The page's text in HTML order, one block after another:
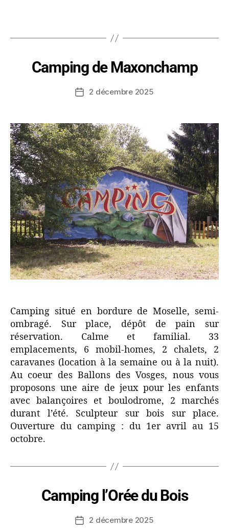
Camping de Maxonchamp
2 décembre 2025
Camping situé en bordure de Moselle, semi-
ombragé. Sur place, dépôt de pain sur
réservation. Calme et familial. 33
emplacements, 6 mobil-homes, 2 chalets, 2
caravanes (location à la semaine ou à la nuit).
Au coeur des Ballons des Vosges, nous vous
proposons une aire de jeux pour les enfants
avec balançoires et boulodrome, 2 marchés
durant l’été. Sculpteur sur bois sur place.
Ouverture du camping : du 1er avril au 15
octobre.
Camping l’Orée du Bois
2 décembre 2025